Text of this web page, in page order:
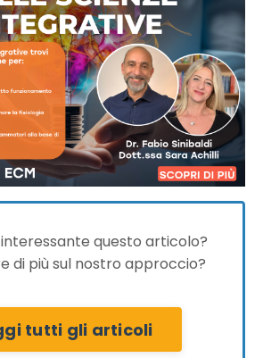
questo articolo?
di più sul nostro approccio?
tutti gli articoli